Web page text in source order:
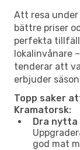
Att resa
bättre priser
perfekta
lokalinvånare
tenderar att
erbjuder
Topp saker
Kramatorsk:
Dra nytta
god mat